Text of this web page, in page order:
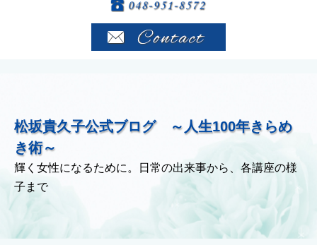
松坂貴久子公式ブログ ～人生100年きらめ
き術～
輝く女性になるために。日常の出来事から、各講座の様
子まで